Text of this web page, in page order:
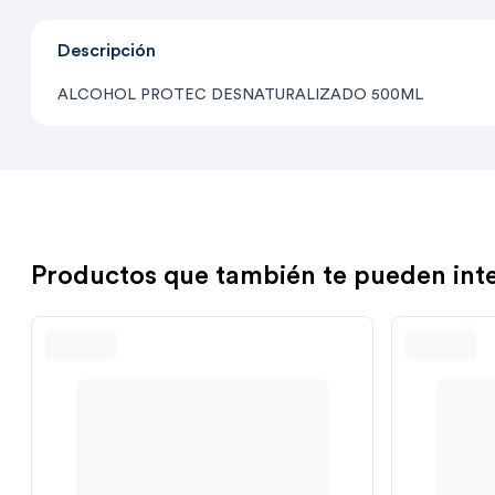
Descripción
ALCOHOL PROTEC DESNATURALIZADO 500ML
Productos que también te pueden